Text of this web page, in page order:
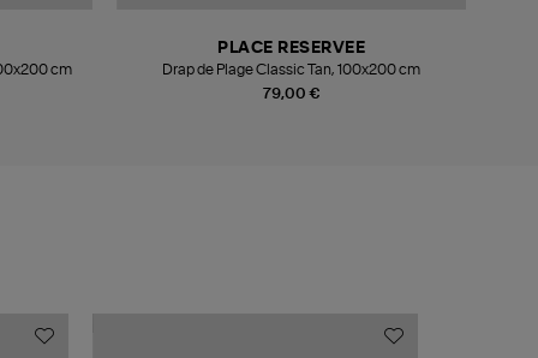
cm
79,00 €
PLACE RESERVEE
Drap de Plage Classic Tan, 100x200 cm